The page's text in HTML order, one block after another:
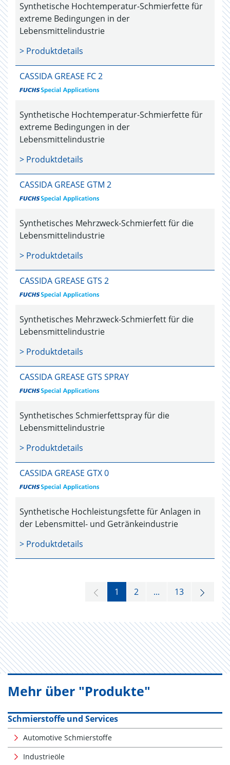
Synthetische Hochtemperatur-Schmierfette für
extreme Bedingungen in der
Lebensmittelindustrie
> Produktdetails
CASSIDA GREASE FC 2
Synthetische Hochtemperatur-Schmierfette für
extreme Bedingungen in der
Lebensmittelindustrie
> Produktdetails
CASSIDA GREASE GTM 2
Synthetisches Mehrzweck-Schmierfett für die
Lebensmittelindustrie
> Produktdetails
CASSIDA GREASE GTS 2
Synthetisches Mehrzweck-Schmierfett für die
Lebensmittelindustrie
> Produktdetails
CASSIDA GREASE GTS SPRAY
Synthetisches Schmierfettspray für die
Lebensmittelindustrie
> Produktdetails
CASSIDA GREASE GTX 0
Synthetische Hochleistungsfette für Anlagen in
der Lebensmittel- und Getränkeindustrie
> Produktdetails
1 2 ... 13
Mehr über "Produkte"
Schmierstoffe und Services
Automotive Schmierstoffe
Industrieöle